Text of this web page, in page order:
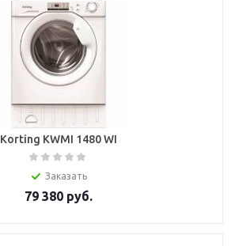
Korting KWMI 1480 WI
Заказать
79 380руб.